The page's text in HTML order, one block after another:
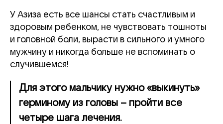
У Азиза есть все шансы стать счастливым и
здоровым ребенком, не чувствовать тошноты
и головной боли, вырасти в сильного и умного
мужчину и никогда больше не вспоминать о
случившемся!
Для этого мальчику нужно «выкинуть»
герминому из головы – пройти все
четыре шага лечения.